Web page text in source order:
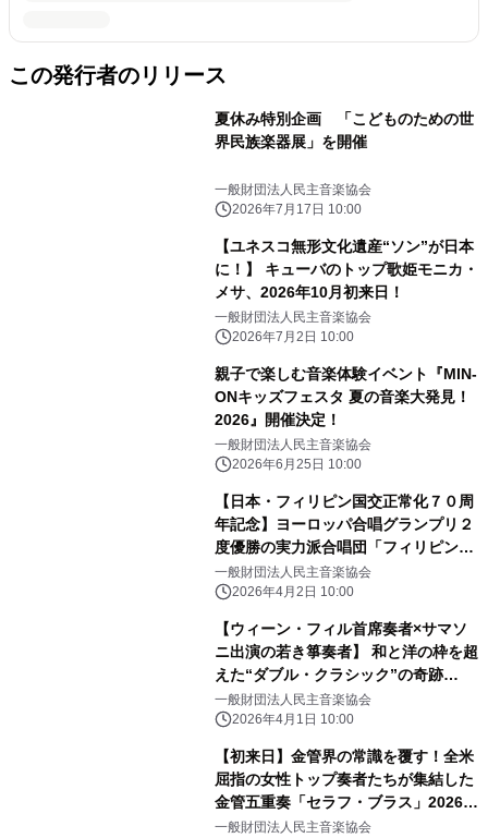
この発行者のリリース
夏休み特別企画 「こどものための世
界民族楽器展」を開催
一般財団法人民主音楽協会
2026年7月17日 10:00
【ユネスコ無形文化遺産“ソン”が日本
に！】 キューバのトップ歌姫モニカ・
メサ、2026年10月初来日！
一般財団法人民主音楽協会
2026年7月2日 10:00
親子で楽しむ音楽体験イベント『MIN-
ONキッズフェスタ 夏の音楽大発見！
2026』開催決定！
一般財団法人民主音楽協会
2026年6月25日 10:00
【日本・フィリピン国交正常化７０周
年記念】ヨーロッパ合唱グランプリ２
度優勝の実力派合唱団「フィリピン・
マドリガル・シンガーズ」2026年7月
に日本ツアー開催
一般財団法人民主音楽協会
2026年4月2日 10:00
【ウィーン・フィル首席奏者×サマソ
ニ出演の若き箏奏者】 和と洋の枠を超
えた“ダブル・クラシック”の奇跡
『LEO×ワルター・アウアー デュオ・
リサイタル』2026年6〜7月開催決定
一般財団法人民主音楽協会
2026年4月1日 10:00
【初来日】金管界の常識を覆す！全米
屈指の女性トップ奏者たちが集結した
金管五重奏「セラフ・ブラス」2026年
6・7月に日本ツアー開催
一般財団法人民主音楽協会